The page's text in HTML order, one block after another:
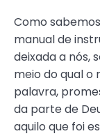
Como
manual de
deixada a nós,
meio do qual o
palavra,
da parte de
aquilo que foi